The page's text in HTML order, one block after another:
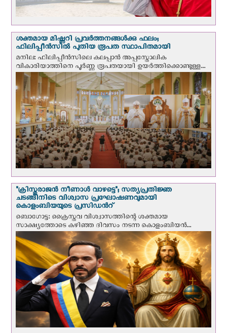
ശക്തമായ മിഷ്ണറി പ്രവർത്തനങ്ങൾക്കു ഫലം;
ഫിലിപ്പീൻസിൽ പുതിയ രൂപത സ്ഥാപിതമായി
മനില: ഫിലിപ്പീൻസിലെ കലപ്പാൻ അപ്പസ്തോലിക
വികാരിയാത്തിനെ പൂർണ്ണ രൂപതയായി ഉയർത്തിക്കൊണ്ടുള്ള...
"ക്രിസ്തുരാജന്‍ നീണാള്‍ വാഴട്ടെ"; സത്യപ്രതിജ്ഞ
ചടങ്ങിനിടെ വിശ്വാസ പ്രഘോഷണവുമായി
കൊളംബിയയുടെ പ്രസിഡന്‍റ്
ബൊഗോട്ട: ക്രൈസ്തവ വിശ്വാസത്തിന്റെ ശക്തമായ
സാക്ഷ്യത്തോടെ കഴിഞ്ഞ ദിവസം നടന്ന കൊളംബിയന്‍...